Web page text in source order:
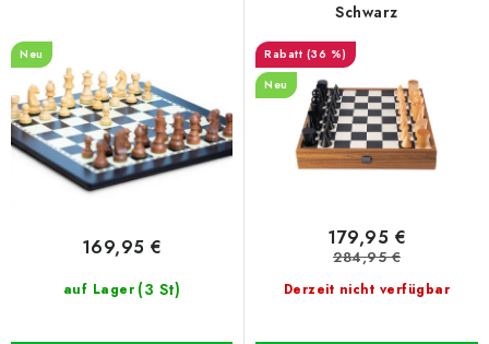
P
r
o
d
o
r
t
i
Neu
auf Lager (3 St)
169,95 €
Schwarz
(36 %)
Neu
Derzeit nicht verfügbar
179,95 €
284,95 €